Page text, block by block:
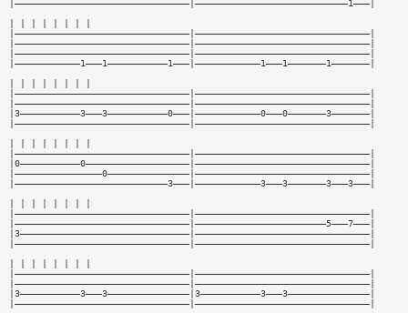
|————————————————————————————————|————————————————————————————1———|
|————————————————————————————————|————————————————————————————————|
|————————————————————————————————|————————————————————————————————|
|————————————————————————————————|————————————————————————————————|
|————————————1———1———————————1———|————————————1———1———————1———————|
|————————————————————————————————|————————————————————————————————|
|————————————————————————————————|————————————————————————————————|
|3———————————3———3———————————0———|————————————0———0———————3———————|
|————————————————————————————————|————————————————————————————————|
|————————————————————————————————|————————————————————————————————|
|0———————————0———————————————————|————————————————————————————————|
|————————————————0———————————————|————————————————————————————————|
|————————————————————————————3———|————————————3———3———————3———3———|
|————————————————————————————————|————————————————————————————————|
|————————————————————————————————|————————————————————————5———7———|
|3———————————————————————————————|————————————————————————————————|
|————————————————————————————————|————————————————————————————————|
|————————————————————————————————|————————————————————————————————|
|————————————————————————————————|————————————————————————————————|
|3———————————3———3———————————————|3———————————3———3———————————————|
|————————————————————————————————|————————————————————————————————|